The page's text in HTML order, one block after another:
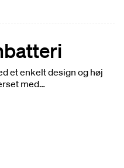
et enkelt design og høj
med